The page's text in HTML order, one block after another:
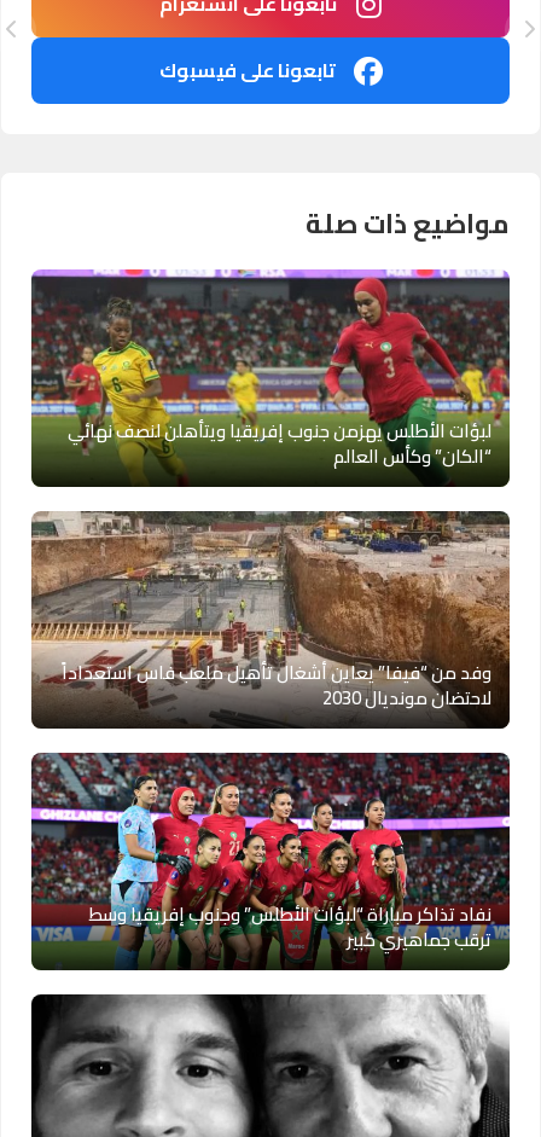
تابعونا على فيسبوك
مواضيع ذات صلة
لبؤات الأطلس يهزمن جنوب إفريقيا ويتأهلن لنصف نهائي
“الكان” وكأس العالم
وفد من “فيفا” يعاين أشغال تأهيل ملعب فاس استعداداً
لاحتضان مونديال 2030
نفاد تذاكر مباراة “لبؤات الأطلس” وجنوب إفريقيا وسط
ترقب جماهيري كبير